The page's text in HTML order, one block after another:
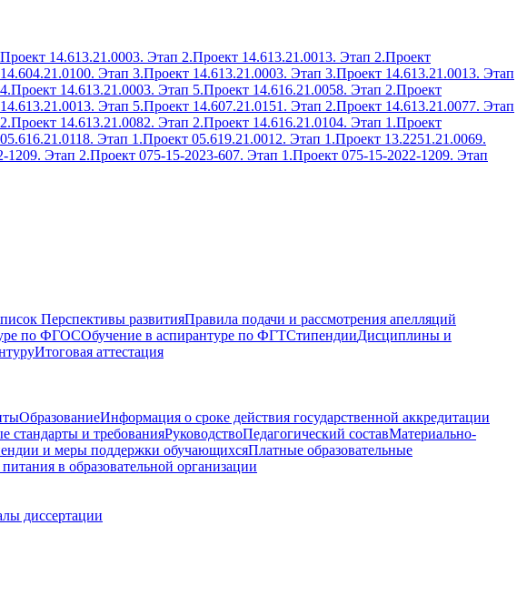
Проект 14.613.21.0003. Этап 2.Проект 14.613.21.0013. Этап 2.Проект
Этап 3.Проект 14.613.21.0003. Этап 3.Проект 14.613.21.0013. Этап
Проект 14.613.21.0003. Этап 5.Проект 14.616.21.0058. Этап 2.Проект
Этап 5.Проект 14.607.21.0151. Этап 2.Проект 14.613.21.0077. Этап
Проект 14.613.21.0082. Этап 2.Проект 14.616.21.0104. Этап 1.Проект
Этап 1.Проект 05.619.21.0012. Этап 1.Проект 13.2251.21.0069.
1209. Этап 2.Проект 075-15-2023-607. Этап 1.Проект 075-15-2022-1209. Этап
Перспективы развитияПравила подачи и рассмотрения апелляций
по ФГОСОбучение в аспирантуре по ФГТСтипендииДисциплины и
Итоговая аттестация
ОбразованиеИнформация о сроке действия государственной аккредитации
стандарты и требованияРуководствоПедагогический составМатериально-
и меры поддержки обучающихсяПлатные образовательные
в образовательной организации
диссертации